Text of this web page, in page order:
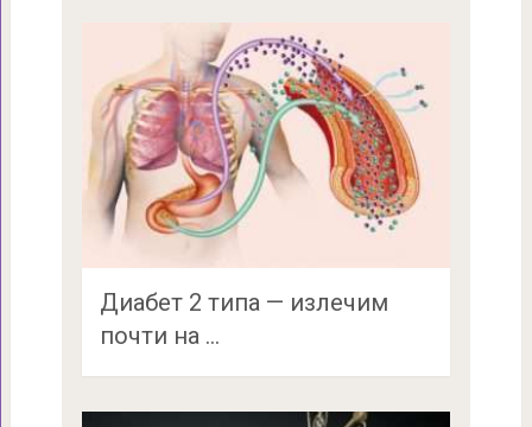
Диабет 2 типа — излечим
почти на …